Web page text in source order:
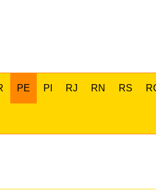
PE PI RJ RN RS